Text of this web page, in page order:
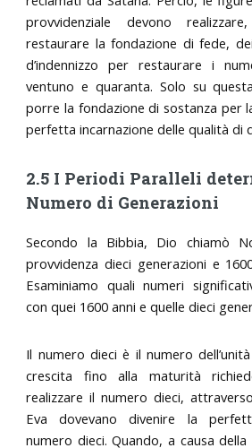
provvidenziale devono
restaurare la fondazione di fede,
d’indennizzo per restaurare i
ventuno e quaranta. Solo su
porre la fondazione di sostanza per
perfetta incarnazione delle qualità di
2.5 I Periodi Paralleli
Numero di Generazioni
Secondo la Bibbia, Dio chiamò
provvidenza dieci generazioni e
Esaminiamo quali numeri
con quei 1600 anni e quelle dieci
Il numero dieci è il numero
crescita fino alla maturità
realizzare il numero dieci,
Eva dovevano divenire la
numero dieci. Quando, a causa